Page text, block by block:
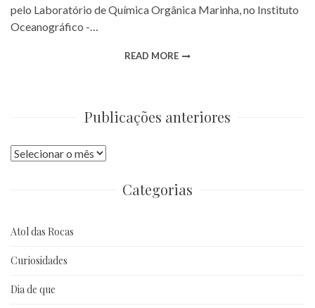
pelo Laboratório de Química Orgânica Marinha, no Instituto
Oceanográfico -…
READ MORE
Publicações anteriores
Publicações
Categorias
Atol das Rocas
Curiosidades
Dia de que